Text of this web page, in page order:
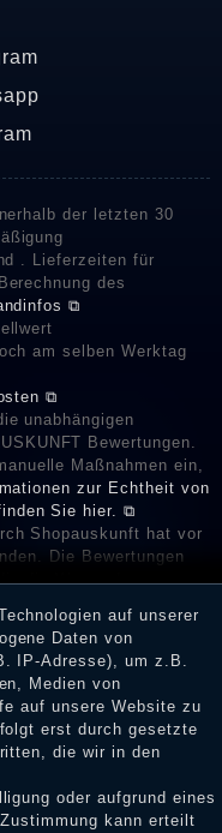
der letzten 30
. Lieferzeiten für
des
⧉
am selben Werktag
⧉
unabhängigen
Bewertungen.
Maßnahmen ein,
zur Echtheit von
Sie hier. ⧉
Shopauskunft hat vor
Die Bewertungen
Händler die
Verifizierung im
auf unserer
Daten von
IP-Adresse), um z.B.
Medien von
auf unsere Website zu
erst durch gesetzte
die wir in den
oder aufgrund eines
kann erteilt